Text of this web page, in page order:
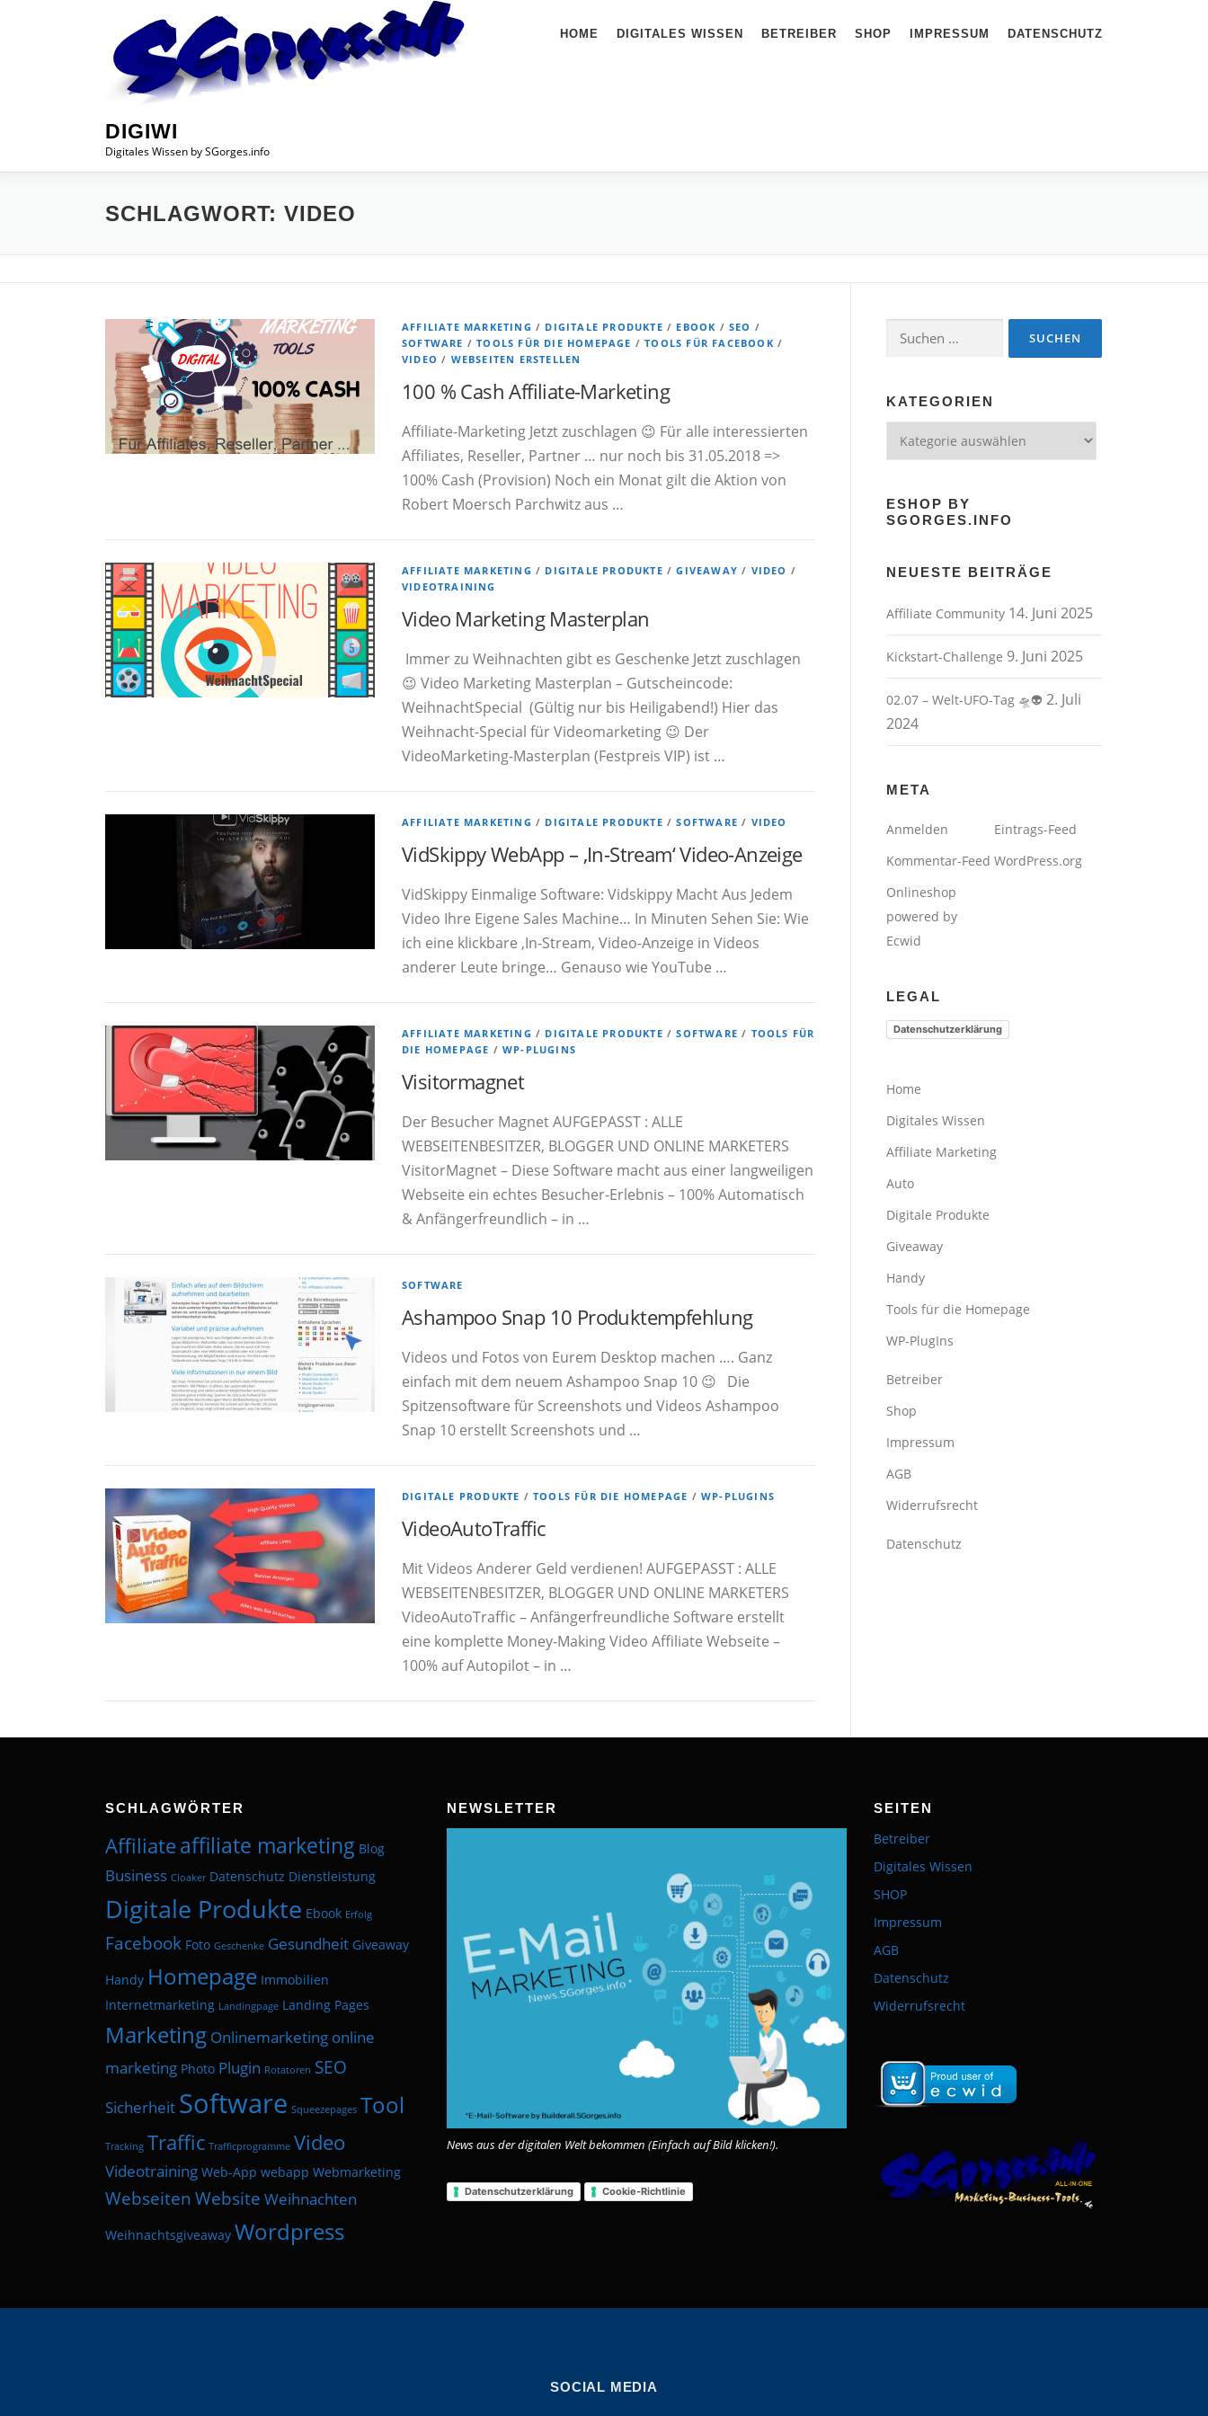
DIGIWI
Digitales Wissen by SGorges.info
HOME DIGITALES WISSEN BETREIBER SHOP IMPRESSUM DATENSCHUTZ
SCHLAGWORT: VIDEO
AFFILIATE MARKETING / DIGITALE PRODUKTE / EBOOK /SEO /
SOFTWARE /TOOLS FÜR DIE HOMEPAGE /TOOLS FÜR FACEBOOK /
VIDEO / WEBSEITEN ERSTELLEN
100 % Cash Affiliate-Marketing
Affiliate-Marketing Jetzt zuschlagen 😉 Für alle interessierten
Affiliates, Reseller, Partner … nur noch bis 31.05.2018 =>
100% Cash (Provision) Noch ein Monat gilt die Aktion von
Robert Moersch Parchwitz aus …
AFFILIATE MARKETING / DIGITALE PRODUKTE /GIVEAWAY / VIDEO /
VIDEOTRAINING
Video Marketing Masterplan
Immer zu Weihnachten gibt es Geschenke Jetzt zuschlagen
😉 Video Marketing Masterplan – Gutscheincode:
WeihnachtSpecial (Gültig nur bis Heiligabend!) Hier das
Weihnacht-Special für Videomarketing 😉 Der
VideoMarketing-Masterplan (Festpreis VIP) ist …
AFFILIATE MARKETING / DIGITALE PRODUKTE /SOFTWARE / VIDEO
VidSkippy WebApp – ‚In-Stream‘ Video-Anzeige
VidSkippy Einmalige Software: Vidskippy Macht Aus Jedem
Video Ihre Eigene Sales Machine… In Minuten Sehen Sie: Wie
ich eine klickbare ‚In-Stream‚ Video-Anzeige in Videos
anderer Leute bringe… Genauso wie YouTube …
AFFILIATE MARKETING / DIGITALE PRODUKTE /SOFTWARE / TOOLS FÜR
DIE HOMEPAGE /WP-PLUGINS
Visitormagnet
Der Besucher Magnet AUFGEPASST : ALLE
WEBSEITENBESITZER, BLOGGER UND ONLINE MARKETERS
VisitorMagnet – Diese Software macht aus einer langweiligen
Webseite ein echtes Besucher-Erlebnis – 100% Automatisch
& Anfängerfreundlich – in …
SOFTWARE
Ashampoo Snap 10 Produktempfehlung
Videos und Fotos von Eurem Desktop machen …. Ganz
einfach mit dem neuem Ashampoo Snap 10 😉 Die
Spitzensoftware für Screenshots und Videos Ashampoo
Snap 10 erstellt Screenshots und …
DIGITALE PRODUKTE /TOOLS FÜR DIE HOMEPAGE /WP-PLUGINS
VideoAutoTraffic
Mit Videos Anderer Geld verdienen! AUFGEPASST : ALLE
WEBSEITENBESITZER, BLOGGER UND ONLINE MARKETERS
VideoAutoTraffic – Anfängerfreundliche Software erstellt
eine komplette Money-Making Video Affiliate Webseite –
100% auf Autopilot – in …
Suchen
KATEGORIEN
Kategorien
ESHOP BY
SGORGES.INFO
NEUESTE BEITRÄGE
Affiliate Community 14. Juni 2025
Kickstart-Challenge 9. Juni 2025
02.07 – Welt-UFO-Tag 🛸👽 2. Juli
2024
META
Anmelden
Eintrags-Feed
Kommentar-Feed WordPress.org
Onlineshop
powered by
Ecwid
LEGAL
Datenschutzerklärung
Home
Digitales Wissen
Affiliate Marketing
Auto
Digitale Produkte
Giveaway
Handy
Tools für die Homepage
WP-PlugIns
Betreiber
Shop
Impressum
AGB
Widerrufsrecht
Datenschutz
SCHLAGWÖRTER
Affiliateaffiliate marketing Blog
Business Cloaker Datenschutz Dienstleistung
Digitale Produkte Ebook Erfolg
Facebook Foto Geschenke Gesundheit Giveaway
Handy Homepage Immobilien
Internetmarketing Landingpage Landing Pages
Marketing Onlinemarketing online
marketing Photo Plugin Rotatoren SEO
Sicherheit Software Squeezepages Tool
Tracking Traffic Trafficprogramme Video
Videotraining Web-App webapp Webmarketing
Webseiten Website Weihnachten
Weihnachtsgiveaway Wordpress
NEWSLETTER
News aus der digitalen Welt bekommen (Einfach auf Bild klicken!).
Datenschutzerklärung Cookie-Richtlinie
SEITEN
Betreiber
Digitales Wissen
SHOP
Impressum
AGB
Datenschutz
Widerrufsrecht
SOCIAL MEDIA